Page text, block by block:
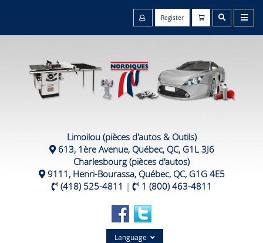
Register
Limoilou (pièces d'autos & Outils)
613, 1ère Avenue, Québec, QC, G1L 3J6
Charlesbourg (pièces d'autos)
9111, Henri-Bourassa, Québec, QC, G1G 4E5
(418) 525-4811 | 1 (800) 463-4811
Language